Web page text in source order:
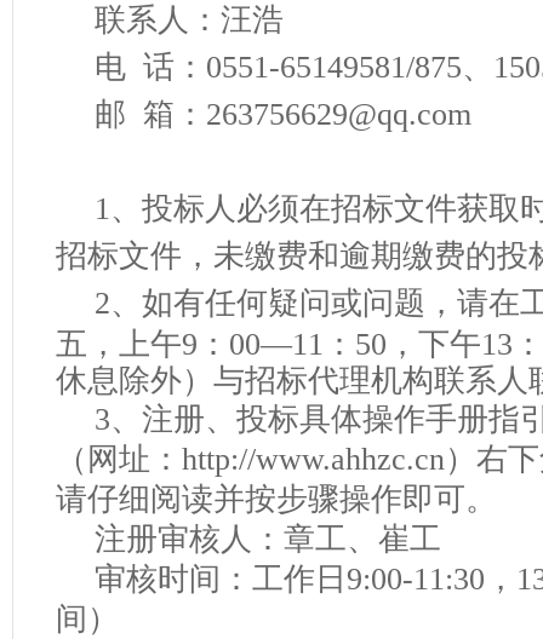
联系人： 汪浩
电 话： 0551-65149581/875、 1
邮 箱： 263756629@qq.com
1 、 投标人必须在招标文件获取
招标文件，未缴费和逾期缴费的投
2、 如有任何疑问或问题，请在
五，上午9：00—11：50，下午13
休息除外）与招标代理机构联系人
3、 注册、投标具体操作手册指
（网址：http://www.ahhzc.cn）右
请仔细阅读并按步骤操作即可。
注册审核人：章工、崔工
审核时间：工作日 9:00-11:30，
间）